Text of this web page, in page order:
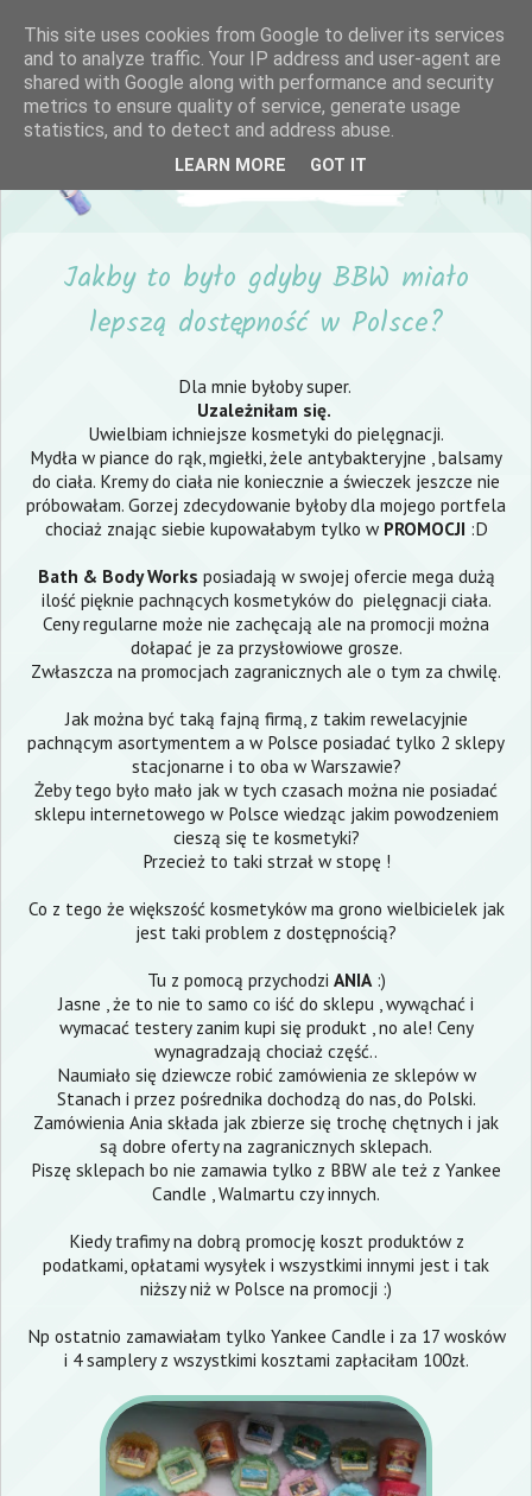
Jakby to było gdyby BBW miało
lepszą dostępność w Polsce?
Dla mnie byłoby super.
Uzależniłam się.
Uwielbiam ichniejsze kosmetyki do pielęgnacji.
Mydła w piance do rąk,mgiełki,żele antybakteryjne , balsamy
do ciała. Kremy do ciała nie koniecznie a świeczek jeszcze nie
próbowałam. Gorzej zdecydowanie byłoby dla mojego portfela
chociaż znając siebie kupowałabym tylko wPROMOCJI :D
Bath & Body Works posiadają w swojej ofercie mega dużą
ilość pięknie pachnących kosmetyków do pielęgnacji ciała.
Ceny regularne może nie zachęcają ale na promocji można
dołapać je za przysłowiowe grosze.
Zwłaszcza na promocjach zagranicznych ale o tym za chwilę.
Jak można być taką fajną firmą, z takim rewelacyjnie
pachnącym asortymentem a w Polsce posiadać tylko 2 sklepy
stacjonarne i to oba w Warszawie?
Żeby tego było mało jak w tych czasach można nie posiadać
sklepu internetowego w Polsce wiedząc jakim powodzeniem
cieszą się te kosmetyki?
Przecież to taki strzał w stopę !
Co z tego że większość kosmetyków ma grono wielbicielek jak
jest taki problem z dostępnością?
Tu z pomocą przychodzi ANIA:)
Jasne , że to nie to samo co iść do sklepu , wywąchać i
wymacać testery zanim kupi się produkt , no ale! Ceny
wynagradzają chociaż część..
Naumiało się dziewcze robić zamówienia ze sklepów w
Stanach i przez pośrednika dochodzą do nas, do Polski.
Zamówienia Ania składa jak zbierze się trochę chętnych i jak
są dobre oferty na zagranicznych sklepach.
Piszę sklepach bo nie zamawia tylko z BBW ale też z Yankee
Candle , Walmartu czy innych.
Kiedy trafimy na dobrą promocję koszt produktów z
podatkami, opłatami wysyłek i wszystkimi innymi jest i tak
niższy niż w Polsce na promocji :)
Np ostatnio zamawiałam tylko Yankee Candle i za 17 wosków
i 4 samplery z wszystkimi kosztami zapłaciłam 100zł.
This site uses cookies from Google to deliver its services
and to analyze traffic. Your IP address and user-agent are
shared with Google along with performance and security
metrics to ensure quality of service, generate usage
statistics, and to detect and address abuse.
LEARN MORE GOT IT